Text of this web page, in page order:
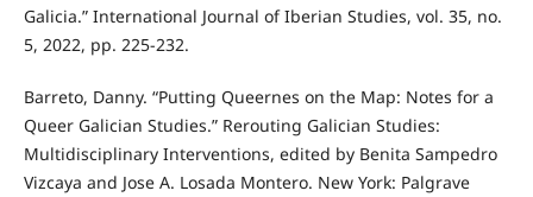
Galicia.” International Journal of Iberian Studies, vol. 35, no.
5, 2022, pp. 225-232.
Barreto, Danny. “Putting Queernes on the Map: Notes for a
Queer Galician Studies.” Rerouting Galician Studies:
Multidisciplinary Interventions, edited by Benita Sampedro
Vizcaya and Jose A. Losada Montero. New York: Palgrave